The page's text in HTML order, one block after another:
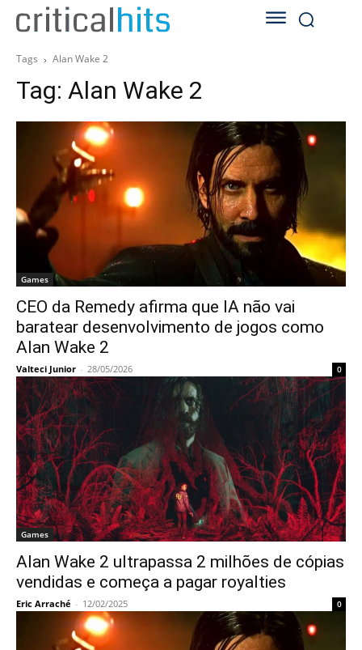
Tags Alan Wake 2
Tag: Alan Wake 2
Games
CEO da Remedy afirma que IA não vai
baratear desenvolvimento de jogos como
Alan Wake 2
Valteci Junior - 28/05/2026 0
Games
Alan Wake 2 ultrapassa 2 milhões de cópias
vendidas e começa a pagar royalties
Eric Arraché - 12/02/2025 0